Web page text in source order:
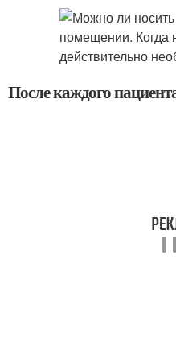
После каждого